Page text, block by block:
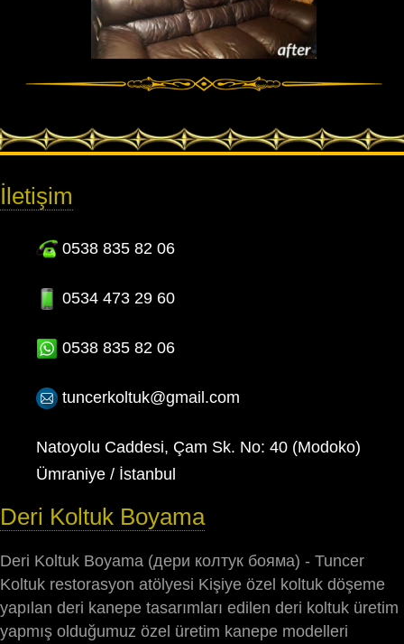
İletişim
0538 835 82 06
0534 473 29 60
0538 835 82 06
tuncerkoltuk@gmail.com
Natoyolu Caddesi, Çam Sk. No: 40 (Modoko)
Ümraniye / İstanbul
Deri Koltuk Boyama
Deri Koltuk Boyama (дери колтук бояма) - Tuncer
Koltuk restorasyon atölyesi Kişiye özel koltuk döşeme
yapılan deri kanepe tasarımları edilen deri koltuk üretim
yapmış olduğumuz özel üretim kanepe modelleri